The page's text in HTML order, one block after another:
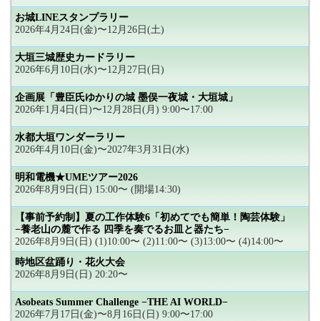
お城LINEスタンプラリー
2026年4月24日(金)〜12月26日(土)
大垣三城歴史カードラリー
2026年6月10日(水)〜12月27日(日)
企画展「豊臣氏ゆかりの城 墨俣一夜城・大垣城」
2026年1月4日(日)〜12月28日(月) 9:00〜17:00
水都大垣ワンダーラリー
2026年4月10日(金)〜2027年3月31日(水)
明和電機★UMEツアー2026
2026年8月9日(日) 15:00〜 (開場14:30)
【事前予約制】夏の工作体験6「初めてでも簡単！陶芸体験」
−養老山の麓で作る 四季を奏でるお皿と器たち−
2026年8月9日(日) (1)10:00〜 (2)11:00〜 (3)13:00〜 (4)14:00〜
時地区盆踊り・花火大会
2026年8月9日(日) 20:20〜
Asobeats Summer Challenge −THE AI WORLD−
2026年7月17日(金)〜8月16日(日) 9:00〜17:00